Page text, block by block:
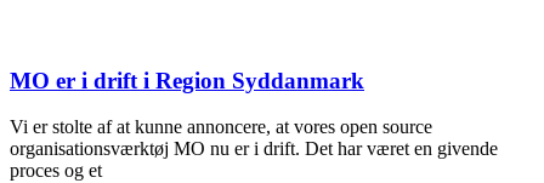
MO er i drift i Region Syddanmark
Vi er stolte af at kunne annoncere, at vores open source
organisationsværktøj MO nu er i drift. Det har været en givende
proces og et